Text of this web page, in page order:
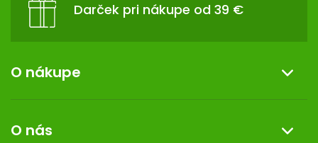
Darček pri nákupe od 39 €
O nákupe
Reklamácia a vrátenie tovaru
O nás